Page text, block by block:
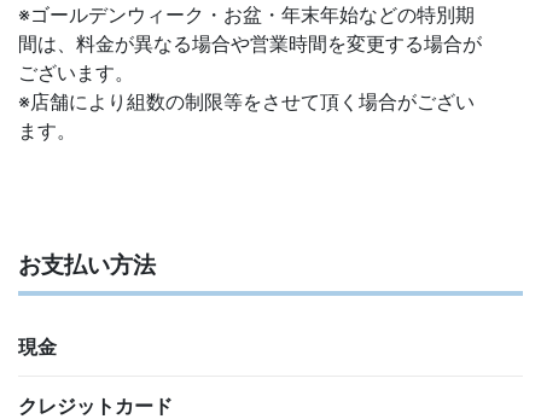
※ゴールデンウィーク・お盆・年末年始などの特別期
間は、料金が異なる場合や営業時間を変更する場合が
ございます。
※店舗により組数の制限等をさせて頂く場合がござい
ます。
お支払い方法
現金
クレジットカード